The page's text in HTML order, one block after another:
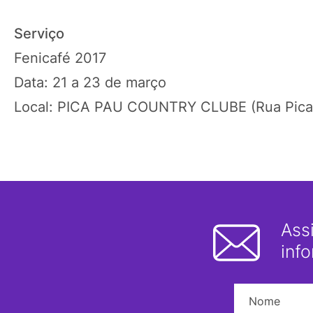
Serviço
Fenicafé 2017
Data: 21 a 23 de março
Local: PICA PAU COUNTRY CLUBE (Rua